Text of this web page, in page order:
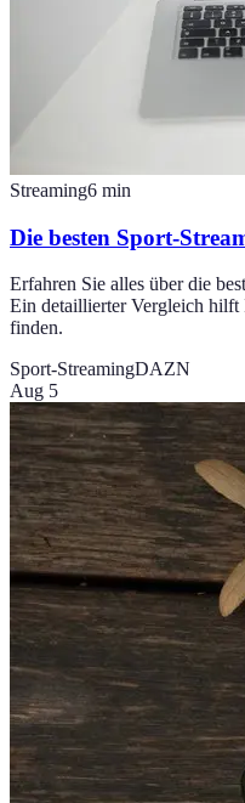
Streaming6 min
Die besten Sport-
Erfahren Sie alles über die
Ein detaillierter Vergleich hilft
finden.
Sport-StreamingDAZN
Aug 5